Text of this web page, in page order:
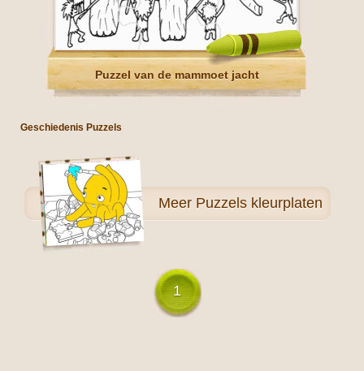
Puzzel van de mammoet jacht
Geschiedenis Puzzels
Meer Puzzels kleurplaten
1